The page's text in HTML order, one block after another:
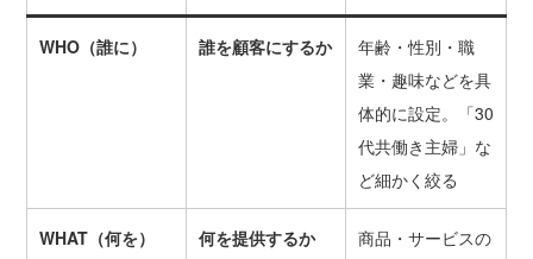
WHO（誰に） 誰を顧客にするか
年齢・性別・職
業・趣味などを具
体的に設定。「30
代共働き主婦」な
ど細かく絞る
WHAT（何を） 何を提供するか
商品・サービスの